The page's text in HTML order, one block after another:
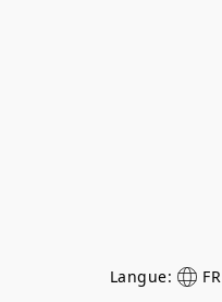
Langue: FR